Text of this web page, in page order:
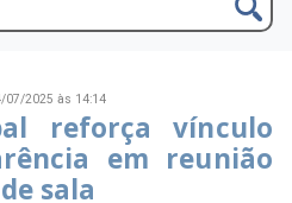
07/2025 às 14:14
reforça vínculo
em reunião
sala